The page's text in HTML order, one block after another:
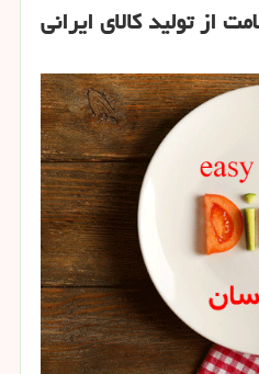
از تولید كالای ایرانی